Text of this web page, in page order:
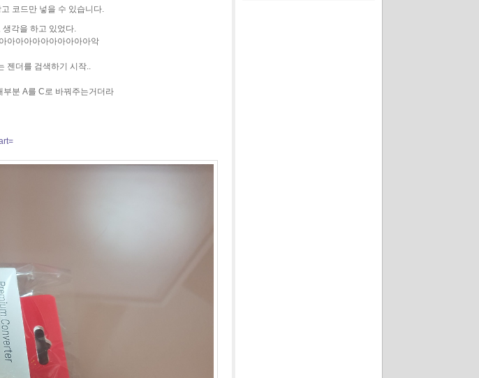
코드만 넣을 수 있습니다.
각을 하고 있었다.
아아아아아아아아아아악
젠더를 검색하기 시작..
분 A를 C로 바꿔주는거더라